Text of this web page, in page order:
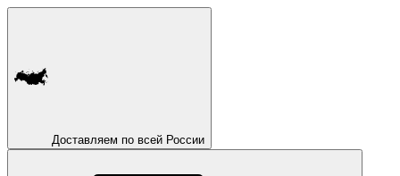
Доставляем по всей России